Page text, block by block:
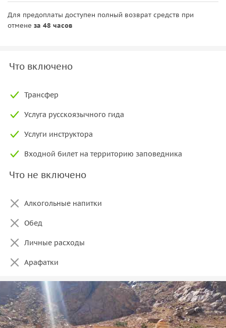
Для предоплаты доступен полный возврат средств при
отмене за 48 часов
Что включено
Трансфер
Услуга русскоязычного гида
Услуги инструктора
Входной билет на территорию заповедника
Что не включено
Алкогольные напитки
Обед
Личные расходы
Арафатки